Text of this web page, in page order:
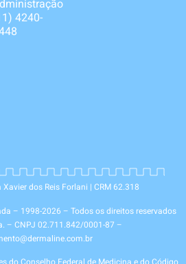
4240-
Xavier dos Reis Forlani | CRM 62.318
– 1998-2026 – Todos os direitos reservados
– CNPJ 02.711.842/0001-87 –